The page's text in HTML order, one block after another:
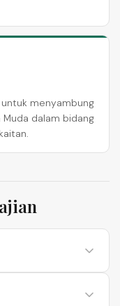
untuk menyambung
Muda dalam bidang